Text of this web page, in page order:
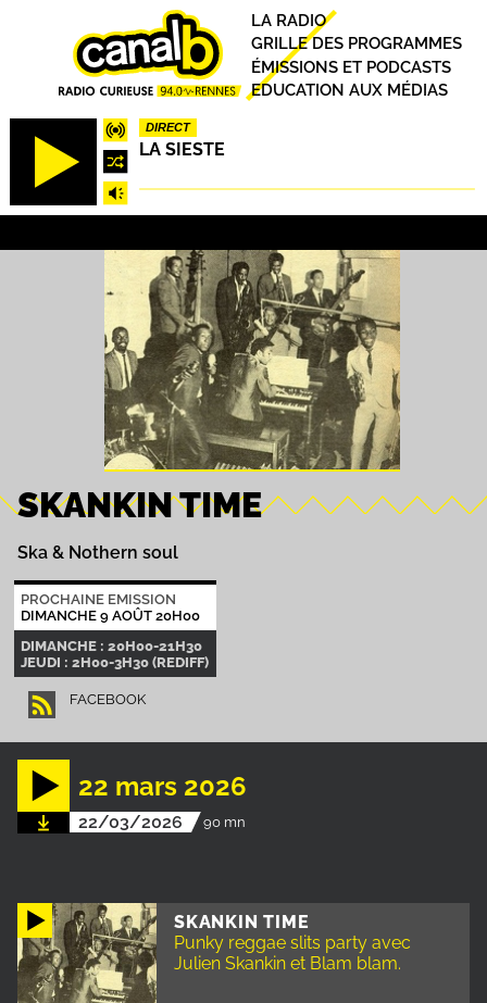
DIRECT
LA SIESTE
Principal
LA RADIO
GRILLE DES PROGRAMMES
ÉMISSIONS ET PODCASTS
EDUCATION AUX MÉDIAS
SKANKIN TIME
Ska & Nothern soul
PROCHAINE EMISSION
DIMANCHE 9 AOÛT 20H00
DIMANCHE : 20H00-21H30
JEUDI : 2H00-3H30 (REDIFF)
FACEBOOK
SKANKIN TIME
Punky reggae slits party avec
Julien Skankin et Blam blam.
22 mars 2026
22/03/2026 90 mn